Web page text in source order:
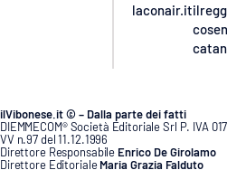
laconair.it
ilVibonese.it © – Dalla parte dei fatti
DIEMMECOM® Società Editoriale Srl P. IVA
VV n.97 del 11.12.1996
Direttore Responsabile Enrico De Girolamo
Direttore Editoriale Maria Grazia Falduto